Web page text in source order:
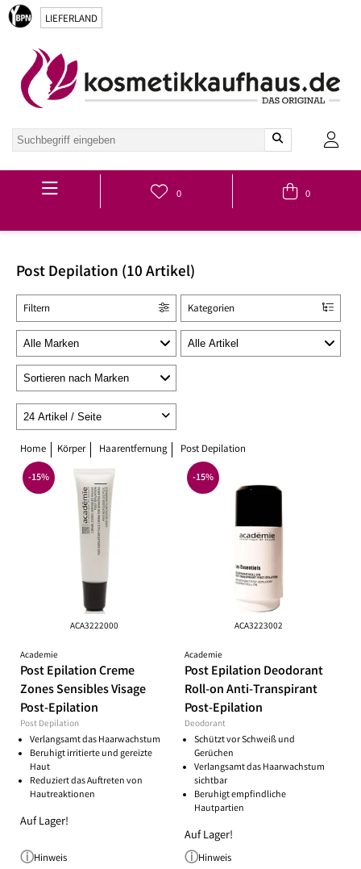
LIEFERLAND
Hauptmenü
0 0
Post Depilation (10 Artikel)
Kategorien
Filtern
Home Körper Haarentfernung Post Depilation
ACA3222000
Academie
Post Epilation Creme
Zones Sensibles Visage
Post-Epilation
Post Depilation
Verlangsamt das Haarwachstum
Beruhigt irritierte und gereizte
Haut
Reduziert das Auftreten von
Hautreaktionen
Auf Lager!
Hinweis
-15%
ACA3223002
Academie
Post Epilation Deodorant
Roll-on Anti-Transpirant
Post-Epilation
Deodorant
Schützt vor Schweiß und
Gerüchen
Verlangsamt das Haarwachstum
sichtbar
Beruhigt empfindliche
Hautpartien
Auf Lager!
Hinweis
-15%